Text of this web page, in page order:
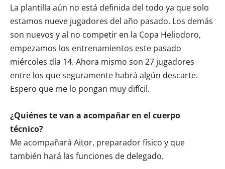
La plantilla aún no está definida del todo ya que solo
estamos nueve jugadores del año pasado. Los demás
son nuevos y al no competir en la Copa Heliodoro,
empezamos los entrenamientos este pasado
miércoles día 14. Ahora mismo son 27 jugadores
entre los que seguramente habrá algún descarte.
Espero que me lo pongan muy difícil.
¿Quiénes te van a acompañar en el cuerpo
técnico?
Me acompañará Aitor, preparador físico y que
también hará las funciones de delegado.